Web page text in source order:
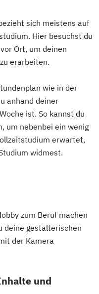
Practice
(Studienrichtung
sich meistens auf
Hier besuchst du
Ort, um deinen
erarbeiten.
wie in der
anhand deiner
ist. So kannst du
um nebenbei ein wenig
erwartet,
widmest.
zum Beruf machen
deine gestalterischen
der Kamera
und